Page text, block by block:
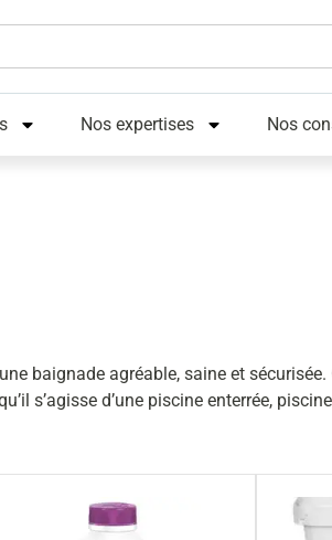
Nos expertises Nos
baignade agréable, saine et sécurisée.
s’agisse d’une piscine enterrée,